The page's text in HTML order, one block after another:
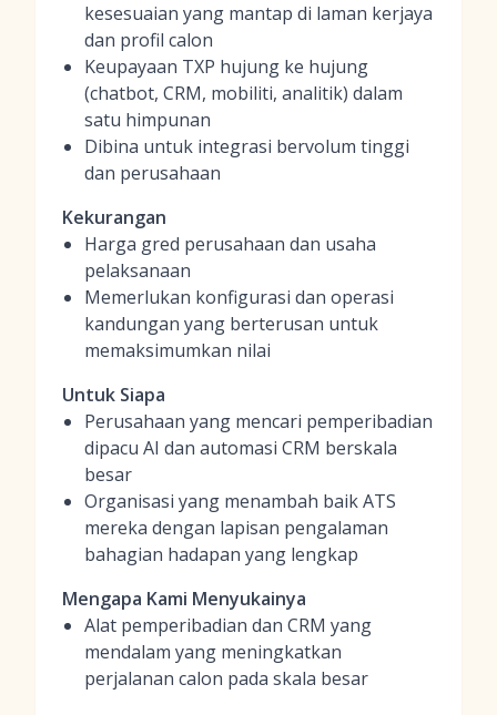
kesesuaian yang mantap di laman kerjaya
dan profil calon
Keupayaan TXP hujung ke hujung
(chatbot, CRM, mobiliti, analitik) dalam
satu himpunan
Dibina untuk integrasi bervolum tinggi
dan perusahaan
Kekurangan
Harga gred perusahaan dan usaha
pelaksanaan
Memerlukan konfigurasi dan operasi
kandungan yang berterusan untuk
memaksimumkan nilai
Untuk Siapa
Perusahaan yang mencari pemperibadian
dipacu AI dan automasi CRM berskala
besar
Organisasi yang menambah baik ATS
mereka dengan lapisan pengalaman
bahagian hadapan yang lengkap
Mengapa Kami Menyukainya
Alat pemperibadian dan CRM yang
mendalam yang meningkatkan
perjalanan calon pada skala besar